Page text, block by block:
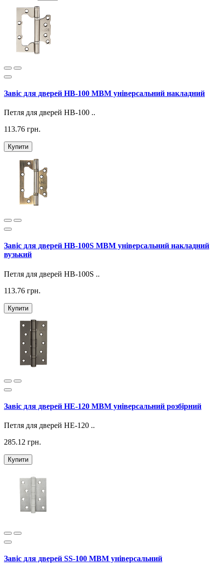
Завіс для дверей HB-100 МВМ універсальний накладний
Петля для дверей HB-100 ..
113.76 грн.
Купити
Завіс для дверей HB-100S МВМ універсальний накладний
вузький
Петля для дверей HB-100S ..
113.76 грн.
Купити
Завіс для дверей HE-120 МВМ універсальний розбірний
Петля для дверей HE-120 ..
285.12 грн.
Купити
Завіс для дверей SS-100 МВМ універсальний